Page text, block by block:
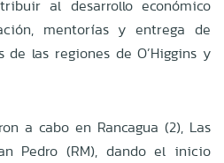
al desarrollo económico
mentorías y entrega de
las regiones de O’Higgins y
a cabo en Rancagua (2), Las
Pedro (RM), dando el inicio